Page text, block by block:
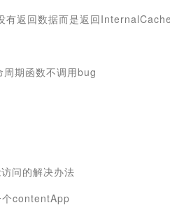
返回数据而是返回InternalCache
期函数不调用bug
问的解决办法
contentApp